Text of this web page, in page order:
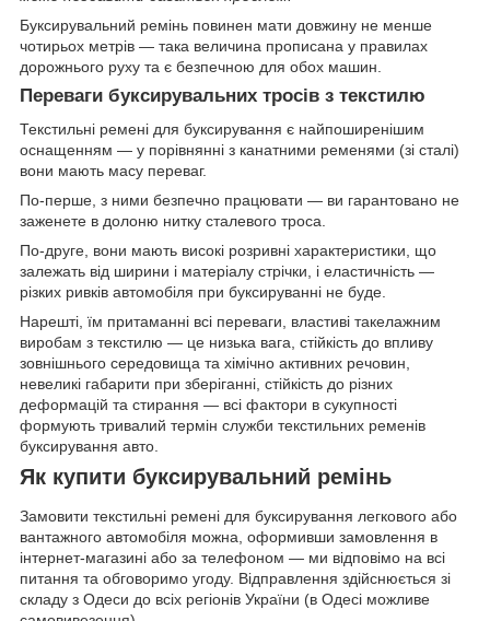
Буксирувальний ремінь повинен мати довжину не менше
чотирьох метрів — така величина прописана у правилах
дорожнього руху та є безпечною для обох машин.
Переваги буксирувальних тросів з текстилю
Текстильні ремені для буксирування є найпоширенішим
оснащенням — у порівнянні з канатними ременями (зі сталі)
вони мають масу переваг.
По-перше, з ними безпечно працювати — ви гарантовано не
заженете в долоню нитку сталевого троса.
По-друге, вони мають високі розривні характеристики, що
залежать від ширини і матеріалу стрічки, і еластичність —
різких ривків автомобіля при буксируванні не буде.
Нарешті, їм притаманні всі переваги, властиві такелажним
виробам з текстилю — це низька вага, стійкість до впливу
зовнішнього середовища та хімічно активних речовин,
невеликі габарити при зберіганні, стійкість до різних
деформацій та стирання — всі фактори в сукупності
формують тривалий термін служби текстильних ременів
буксирування авто.
Як купити буксирувальний ремінь
Замовити текстильні ремені для буксирування легкового або
вантажного автомобіля можна, оформивши замовлення в
інтернет-магазині або за телефоном — ми відповімо на всі
питання та обговоримо угоду. Відправлення здійснюється зі
складу з Одеси до всіх регіонів України (в Одесі можливе